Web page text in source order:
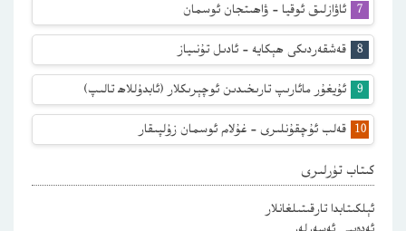
ئاۋازلىق ئوقيا – ۋاھىتجان ئوسمان
قەشقەردىكى ھېكايە – ئادىل تۇنىياز
ئۇيغۇر مائارىپ تارىخىدىن ئوچېرىكلار (ئابدۇللاھ تالىپ)
قەلب ئۇچقۇنلىرى – غۇلام ئوسمان زۇلپىقار
كىتاب تۈرلىرى
ئېلكىتابدا تارقىتىلغانلار